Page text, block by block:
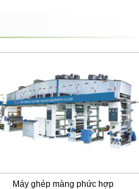
Máy ghép màng phức hợp